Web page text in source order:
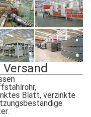
Blatt, verzinkte